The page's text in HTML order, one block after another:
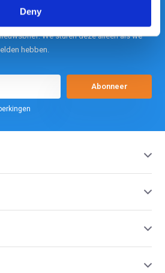
Deny
We sturen deze alleen als we
hebben.
Abonneer